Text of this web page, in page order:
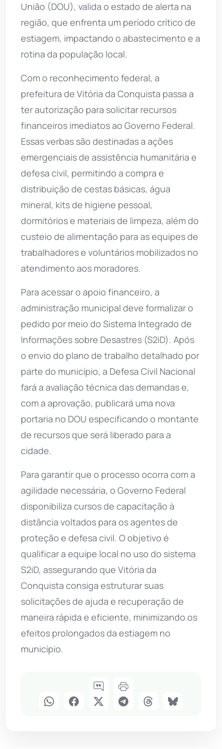
União (DOU), valida o estado de alerta na
região, que enfrenta um período crítico de
estiagem, impactando o abastecimento e a
rotina da população local.
Com o reconhecimento federal, a
prefeitura de Vitória da Conquista passa a
ter autorização para solicitar recursos
financeiros imediatos ao Governo Federal.
Essas verbas são destinadas a ações
emergenciais de assistência humanitária e
defesa civil, permitindo a compra e
distribuição de cestas básicas, água
mineral, kits de higiene pessoal,
dormitórios e materiais de limpeza, além do
custeio de alimentação para as equipes de
trabalhadores e voluntários mobilizados no
atendimento aos moradores.
Para acessar o apoio financeiro, a
administração municipal deve formalizar o
pedido por meio do Sistema Integrado de
Informações sobre Desastres (S2iD). Após
o envio do plano de trabalho detalhado por
parte do município, a Defesa Civil Nacional
fará a avaliação técnica das demandas e,
com a aprovação, publicará uma nova
portaria no DOU especificando o montante
de recursos que será liberado para a
cidade.
Para garantir que o processo ocorra com a
agilidade necessária, o Governo Federal
disponibiliza cursos de capacitação à
distância voltados para os agentes de
proteção e defesa civil. O objetivo é
qualificar a equipe local no uso do sistema
S2iD, assegurando que Vitória da
Conquista consiga estruturar suas
solicitações de ajuda e recuperação de
maneira rápida e eficiente, minimizando os
efeitos prolongados da estiagem no
município.